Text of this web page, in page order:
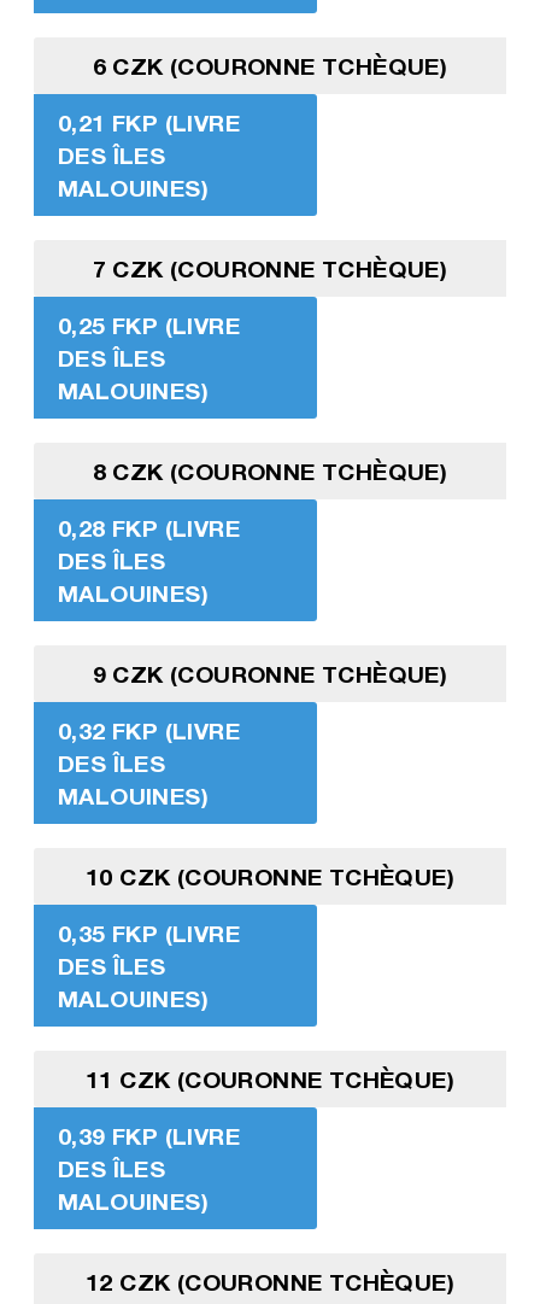
6 CZK (COURONNE TCHÈQUE)
0,21 FKP (LIVRE
DES ÎLES
MALOUINES)
7 CZK (COURONNE TCHÈQUE)
0,25 FKP (LIVRE
DES ÎLES
MALOUINES)
8 CZK (COURONNE TCHÈQUE)
0,28 FKP (LIVRE
DES ÎLES
MALOUINES)
9 CZK (COURONNE TCHÈQUE)
0,32 FKP (LIVRE
DES ÎLES
MALOUINES)
10 CZK (COURONNE TCHÈQUE)
0,35 FKP (LIVRE
DES ÎLES
MALOUINES)
11 CZK (COURONNE TCHÈQUE)
0,39 FKP (LIVRE
DES ÎLES
MALOUINES)
12 CZK (COURONNE TCHÈQUE)